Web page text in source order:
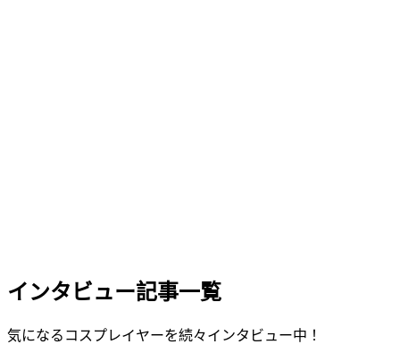
インタビュー記事一覧
気になるコスプレイヤーを続々インタビュー中！